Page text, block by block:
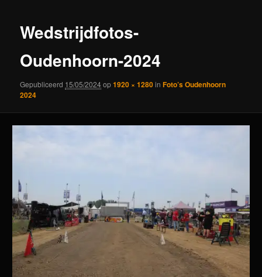
Wedstrijdfotos-
Oudenhoorn-2024
Gepubliceerd 15/05/2024op1920 × 1280inFoto’s Oudenhoorn
2024